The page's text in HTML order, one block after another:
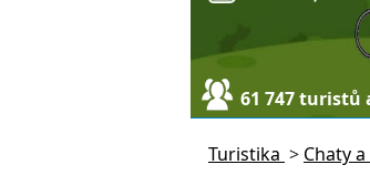
61 747 turistů
Turistika > Chaty